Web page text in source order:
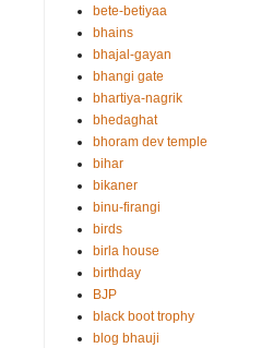
bete-betiyaa
bhains
bhajal-gayan
bhangi gate
bhartiya-nagrik
bhedaghat
bhoram dev temple
bihar
bikaner
binu-firangi
birds
birla house
birthday
BJP
black boot trophy
blog bhauji